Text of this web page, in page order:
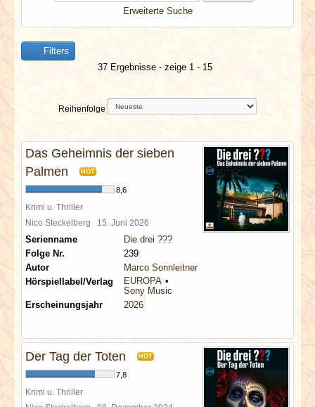
NEWS & DATES
BERICHTE
VERLOSUNGEN
SPECIALS
REDAKTION
LINKS
ARCHIV
Erweiterte Suche
Filters
37 Ergebnisse - zeige 1 - 15
Reihenfolge
Das Geheimnis der sieben
Palmen
HOT
8,6
Krimi u. Thriller
Nico Steckelberg 15. Juni 2026
Serienname
Die drei ???
Folge Nr.
239
Autor
Marco Sonnleitner
Hörspiellabel/Verlag
EUROPA
Sony Music
Erscheinungsjahr
2026
Der Tag der Toten HOT
7,8
Krimi u. Thriller